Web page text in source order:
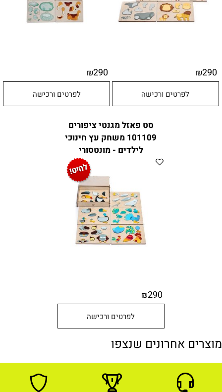
₪290
לפרטים ורכישה
₪290
לפרטים ורכישה
סט פאזל מגנטי ציפורים
101109 משחק עץ חינוכי
לילדים - מונטסורי
₪290
לפרטים ורכישה
מוצרים אחרונים שנצפו